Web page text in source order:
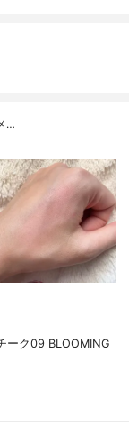
…
ーク09 BLOOMING